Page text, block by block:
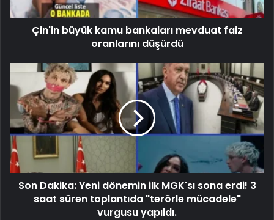
Çin'in büyük kamu bankaları mevduat faiz
oranlarını düşürdü
Son Dakika: Yeni dönemin ilk MGK'sı sona erdi! 3
saat süren toplantıda "terörle mücadele"
vurgusu yapıldı.